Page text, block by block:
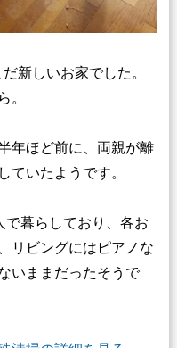
新しいお家でした。
。
年ほど前に、両親が離
ていたようです。
暮らしており、各お
リビングにはピアノな
いままだったそうで